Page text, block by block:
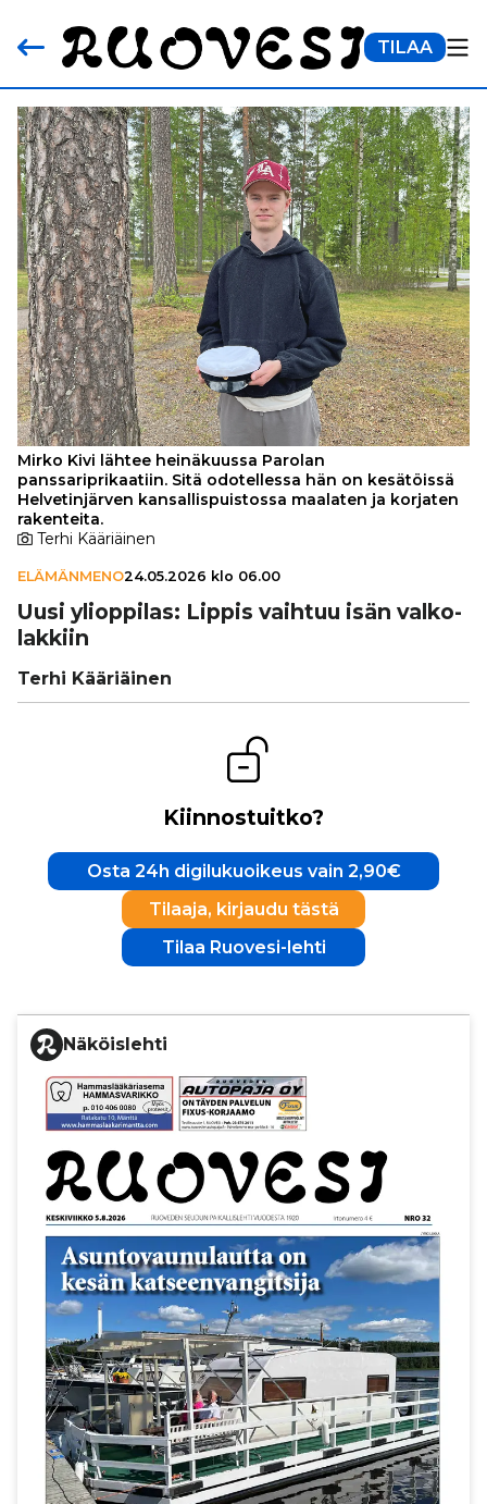
TILAA
Mirko Kivi lähtee heinäkuussa Parolan
panssariprikaatiin. Sitä odotellessa hän on kesätöissä
Helvetinjärven kansallispuistossa maalaten ja korjaten
rakenteita.
Terhi Kääriäinen
ELÄMÄNMENO24.05.2026 klo 06.00
Uusi yli­op­pi­las: Lippis vaihtuu isän val­ko­
lak­kiin
Terhi Kääriäinen
Kiinnostuitko?
Osta 24h digilukuoikeus vain 2,90€
Tilaaja, kirjaudu tästä
Tilaa Ruovesi-lehti
Näköislehti